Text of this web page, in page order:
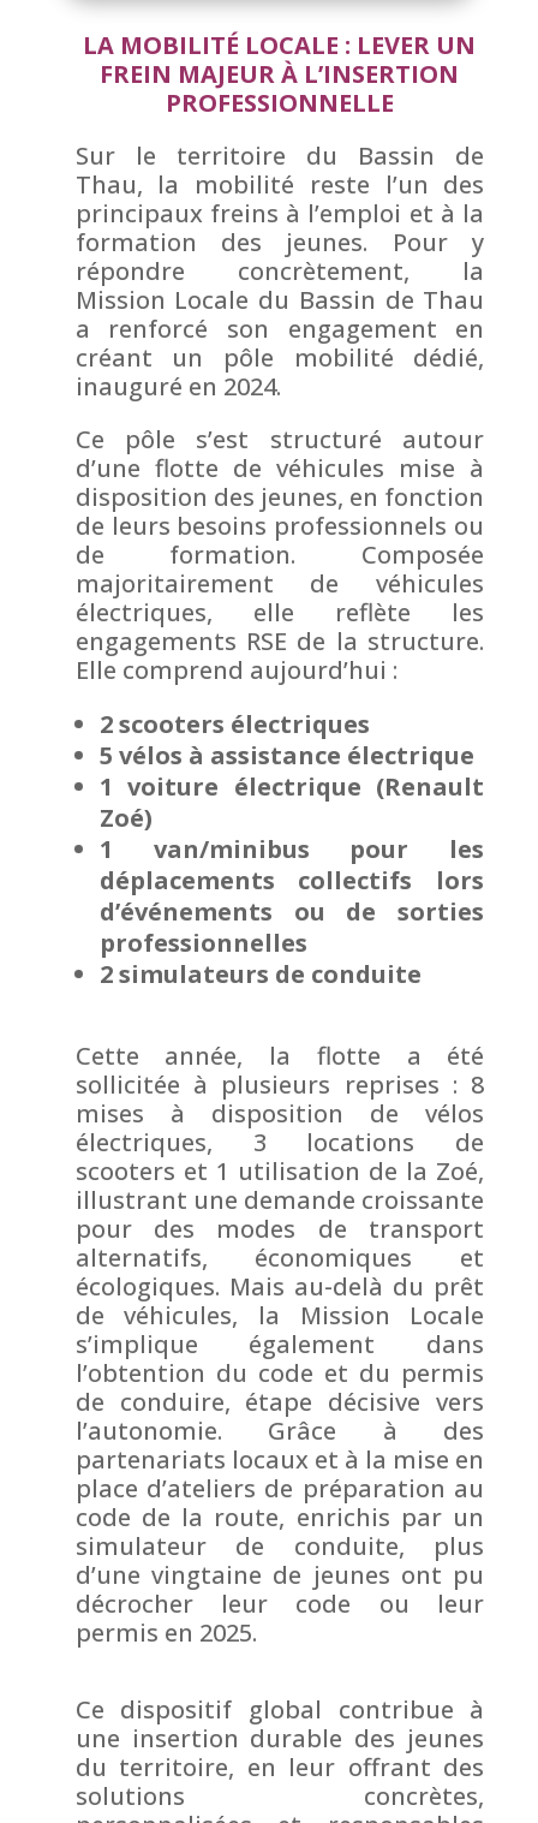
LA MOBILITÉ LOCALE : LEVER UN
FREIN MAJEUR À L’INSERTION
PROFESSIONNELLE
Sur le territoire du Bassin de
Thau, la mobilité reste l’un des
principaux freins à l’emploi et à la
formation des jeunes. Pour y
répondre concrètement, la
Mission Locale du Bassin de Thau
a renforcé son engagement en
créant un pôle mobilité dédié,
inauguré en 2024.
Ce pôle s’est structuré autour
d’une flotte de véhicules mise à
disposition des jeunes, en fonction
de leurs besoins professionnels ou
de formation. Composée
majoritairement de véhicules
électriques, elle reflète les
engagements RSE de la structure.
Elle comprend aujourd’hui :
2 scooters électriques
5 vélos à assistance électrique
1 voiture électrique (Renault
Zoé)
1 van/minibus pour les
déplacements collectifs lors
d’événements ou de sorties
professionnelles
2 simulateurs de conduite
Cette année, la flotte a été
sollicitée à plusieurs reprises : 8
mises à disposition de vélos
électriques, 3 locations de
scooters et 1 utilisation de la Zoé,
illustrant une demande croissante
pour des modes de transport
alternatifs, économiques et
écologiques. Mais au-delà du prêt
de véhicules, la Mission Locale
s’implique également dans
l’obtention du code et du permis
de conduire, étape décisive vers
l’autonomie. Grâce à des
partenariats locaux et à la mise en
place d’ateliers de préparation au
code de la route, enrichis par un
simulateur de conduite, plus
d’une vingtaine de jeunes ont pu
décrocher leur code ou leur
permis en 2025.
Ce dispositif global contribue à
une insertion durable des jeunes
du territoire, en leur offrant des
solutions concrètes,